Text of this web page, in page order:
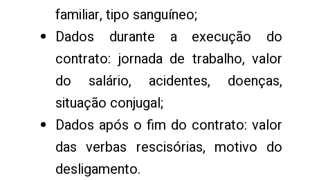
familiar, tipo sanguíneo;
Dados durante a execução do
contrato: jornada de trabalho, valor
do salário, acidentes, doenças,
situação conjugal;
Dados após o fim do contrato: valor
das verbas rescisórias, motivo do
desligamento.